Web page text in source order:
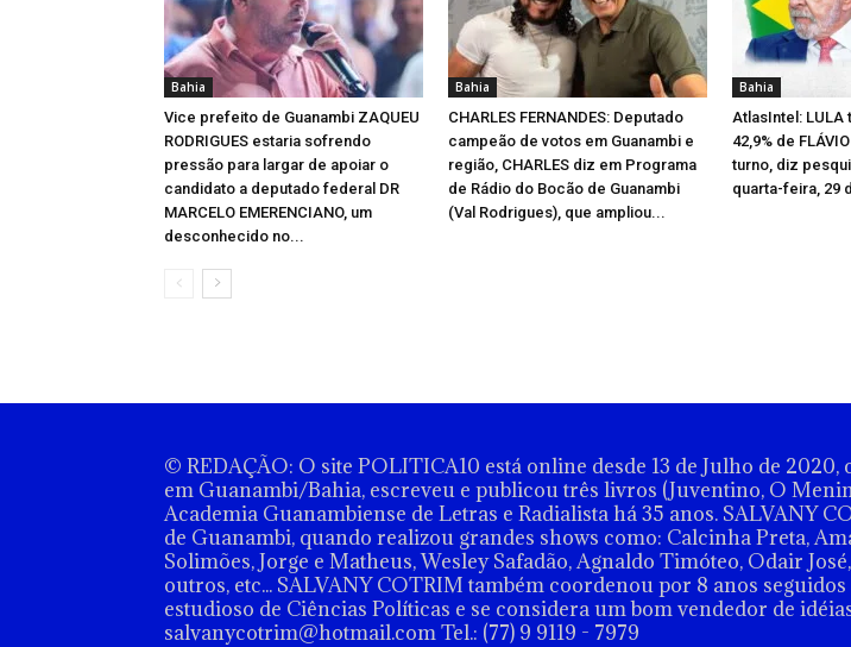
Bahia
Vice prefeito de Guanambi ZAQUEU
RODRIGUES estaria sofrendo
pressão para largar de apoiar o
candidato a deputado federal DR
MARCELO EMERENCIANO, um
desconhecido no...
Bahia
CHARLES FERNANDES: Deputado
campeão de votos em Guanambi e
região, CHARLES diz em Programa
de Rádio do Bocão de Guanambi
(Val Rodrigues), que ampliou...
Bahia
AtlasIntel: LULA
42,9% de
turno, diz
quarta-feira, 29
© REDAÇÃO: O site POLITICA10 está online desde 13 de Julho de
em Guanambi/Bahia, escreveu e publicou três livros (Juventino, O
Academia Guanambiense de Letras e Radialista há 35 anos. SALVANY
de Guanambi, quando realizou grandes shows como: Calcinha Preta,
Solimões, Jorge e Matheus, Wesley Safadão, Agnaldo Timóteo, Odair
outros, etc... SALVANY COTRIM também coordenou por 8 anos
estudioso de Ciências Políticas e se considera um bom vendedor de
salvanycotrim@hotmail.com Tel.: (77) 9 9119 - 7979